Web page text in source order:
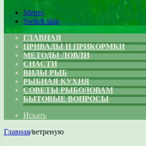
Меню
Switch skin
ГЛАВНАЯ
ПРИВАДЫ И ПРИКОРМКИ
МЕТОДЫ ЛОВЛИ
СНАСТИ
ВИДЫ РЫБ
РЫБНАЯ КУХНЯ
СОВЕТЫ РЫБОЛОВАМ
БЫТОВЫЕ ВОПРОСЫ
Искать
Главная/ветреную